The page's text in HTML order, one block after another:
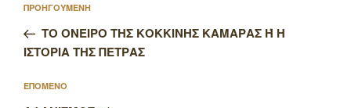
άρθρων
Προηγούμενο
άρθρο
ΠΡΟΗΓΟΥΜΕΝΗ
ΤΟ ΟΝΕΙΡΟ ΤΗΣ ΚΟΚΚΙΝΗΣ ΚΑΜΑΡΑΣ Ή Η
ΙΣΤΟΡΙΑ ΤΗΣ ΠΕΤΡΑΣ
Επόμενο
ΕΠΟΜΕΝΟ